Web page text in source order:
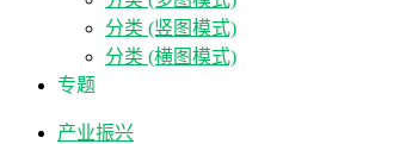
分类 (竖图模式)
分类 (横图模式)
专题
产业振兴